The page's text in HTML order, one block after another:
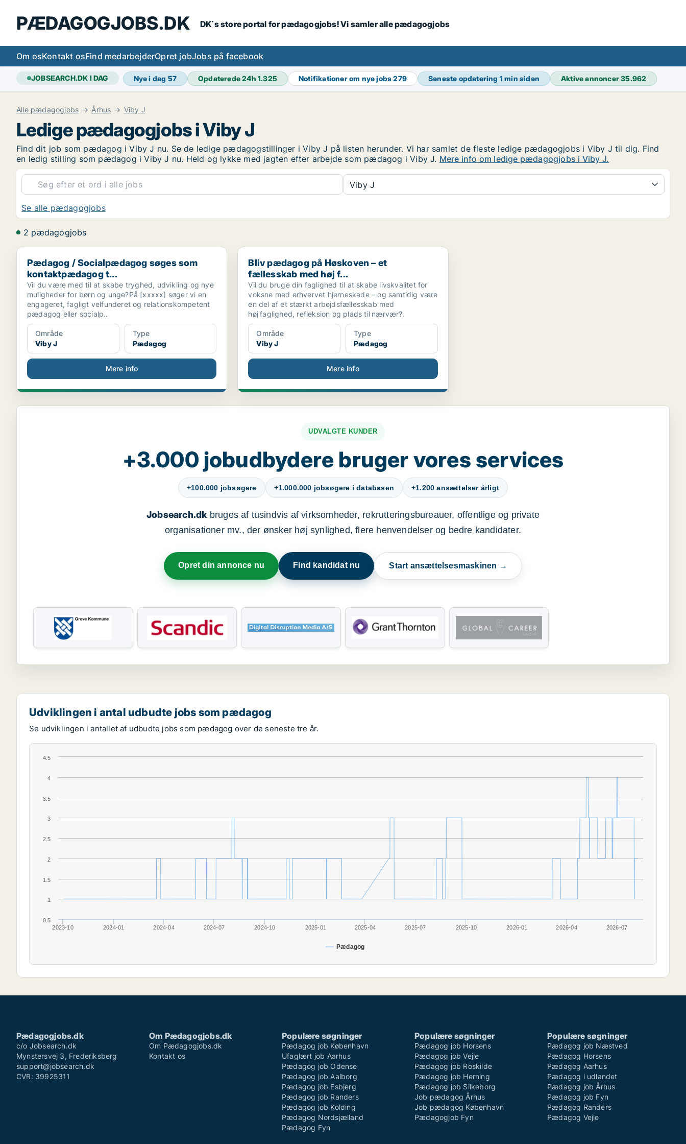
PÆDAGOGJOBS.DK DK´s store portal for pædagogjobs! Vi samler alle pædagogjobs
Om osKontakt osFind medarbejderOpret jobJobs på facebook
JOBSEARCH.DK I DAG Nye i dag 57 Opdaterede 24h1.325 Notifikationer om nye jobs279 Seneste opdatering 1 min siden Aktive annoncer35.962
Alle pædagogjobs Århus Viby J
Ledige pædagogjobs i Viby J
Find dit job som pædagog i Viby J nu. Se de ledige pædagogstillinger i Viby J på listen herunder. Vi har samlet de fleste ledige pædagogjobs i Viby J til dig. Find
en ledig stilling som pædagog i Viby J nu. Held og lykke med jagten efter arbejde som pædagog i Viby J. Mere info om ledige pædagogjobs i Viby J.
Viby J
Se alle pædagogjobs
2 pædagogjobs
Pædagog / Socialpædagog søges som kontaktpædagog t...
Pædagog / Socialpædagog søges som
kontaktpædagog t...
Vil du være med til at skabe tryghed, udvikling og nye
muligheder for børn og unge?På [xxxxx] søger vi en
engageret, fagligt velfunderet og relationskompetent
pædagog eller socialp..
Område
Viby J
Type
Pædagog
Mere info
Bliv pædagog på Høskoven – et fællesskab med høj f...
Bliv pædagog på Høskoven – et
fællesskab med høj f...
Vil du bruge din faglighed til at skabe livskvalitet for
voksne med erhvervet hjerneskade – og samtidig være
en del af et stærkt arbejdsfællesskab med
høj faglighed, refleksion og plads til nærvær?.
Område
Viby J
Type
Pædagog
Mere info
UDVALGTE KUNDER
+3.000 jobudbydere bruger vores services
+100.000 jobsøgere +1.000.000 jobsøgere i databasen +1.200 ansættelser årligt
Jobsearch.dkbruges af tusindvis af virksomheder, rekrutteringsbureauer, offentlige og private
organisationer mv., der ønsker høj synlighed, flere henvendelser og bedre kandidater.
Opret din annonce nu Find kandidat nu Start ansættelsesmaskinen →
Udviklingen i antal udbudte jobs som pædagog
Se udviklingen i antallet af udbudte jobs som pædagog over de seneste tre år.
Pædagog
2023-10 2024-01 2024-04 2024-07 2024-10 2025-01 2025-04 2025-07 2025-10 2026-01 2026-04 2026-07
0.5
1
1.5
2
2.5
3
3.5
4
4.5
Pædagogjobs.dk
c/o Jobsearch.dk
Mynstersvej 3, Frederiksberg
support@jobsearch.dk
CVR: 39925311
Om Pædagogjobs.dk
Om Pædagogjobs.dk
Kontakt os
Populære søgninger
Pædagog job København
Ufaglært job Aarhus
Pædagog job Odense
Pædagog job Aalborg
Pædagog job Esbjerg
Pædagog job Randers
Pædagog job Kolding
Pædagog Nordsjælland
Pædagog Fyn
Populære søgninger
Pædagog job Horsens
Pædagog job Vejle
Pædagog job Roskilde
Pædagog job Herning
Pædagog job Silkeborg
Job pædagog Århus
Job pædagog København
Pædagogjob Fyn
Populære søgninger
Pædagog job Næstved
Pædagog Horsens
Pædagog Aarhus
Pædagog i udlandet
Pædagog job Århus
Pædagog job Fyn
Pædagog Randers
Pædagog Vejle